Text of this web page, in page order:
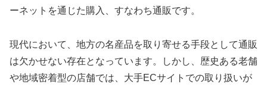
ーネットを通じた購入、すなわち通販です。
現代において、地方の名産品を取り寄せる手段として通販
は欠かせない存在となっています。しかし、歴史ある老舗
や地域密着型の店舗では、大手ECサイトでの取り扱いが